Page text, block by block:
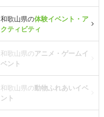
和歌山県の体験イベント・ア
クティビティ
和歌山県のアニメ・ゲームイ
ベント
和歌山県の動物ふれあいイベ
ント